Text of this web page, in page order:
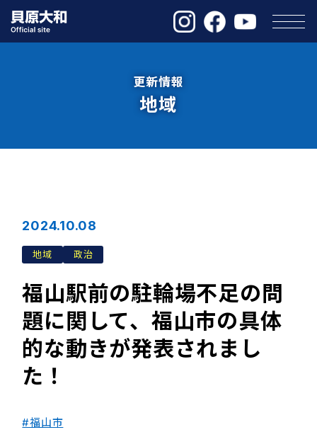
更新情報
地域
2024.10.08
地域 政治
福山駅前の駐輪場不足の問
題に関して、福山市の具体
的な動きが発表されまし
た！
#福山市